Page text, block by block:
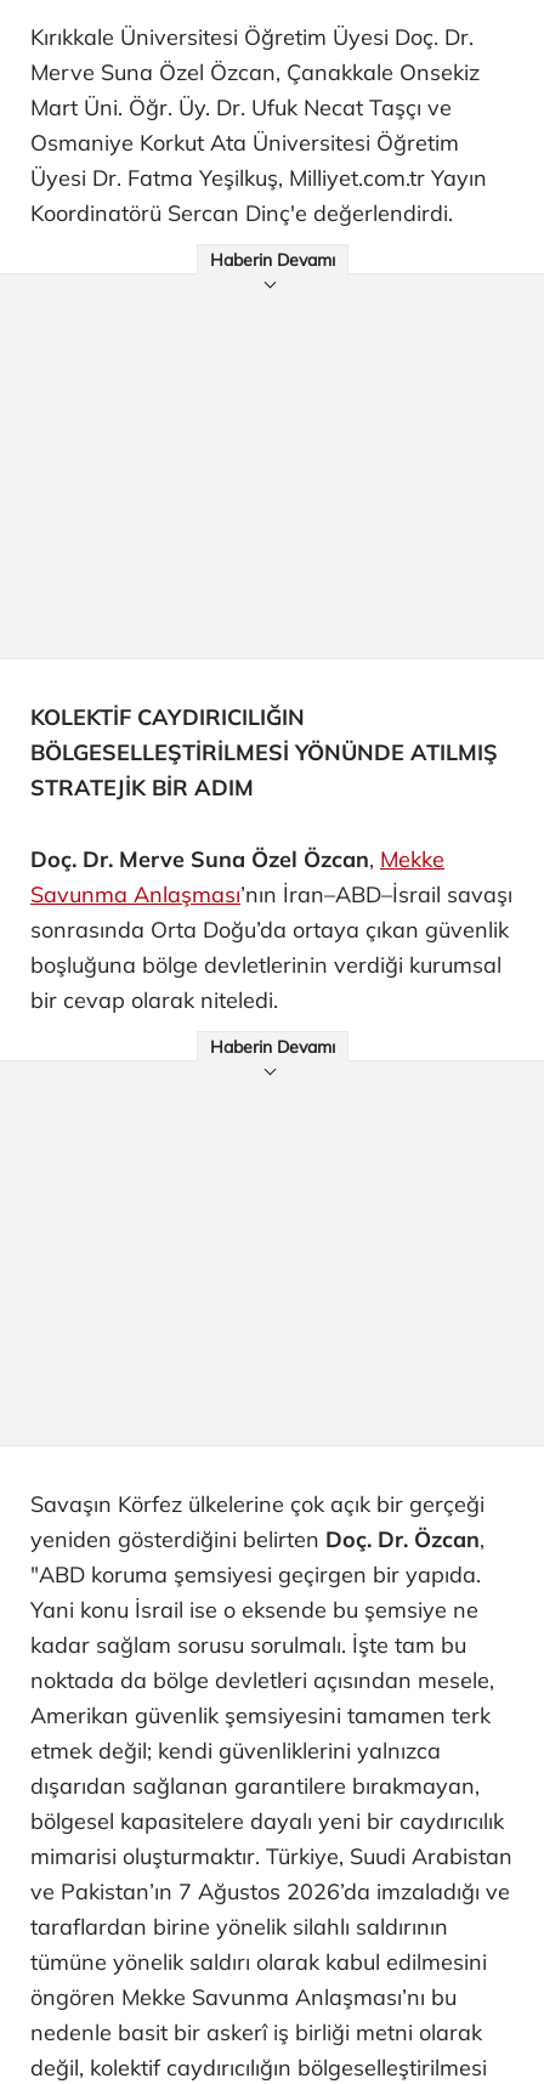
Kırıkkale Üniversitesi Öğretim Üyesi Doç. Dr.
Merve Suna Özel Özcan, Çanakkale Onsekiz
Mart Üni. Öğr. Üy. Dr. Ufuk Necat Taşçı ve
Osmaniye Korkut Ata Üniversitesi Öğretim
Üyesi Dr. Fatma Yeşilkuş, Milliyet.com.tr Yayın
Koordinatörü Sercan Dinç'e değerlendirdi.
Haberin Devamı
KOLEKTİF CAYDIRICILIĞIN
BÖLGESELLEŞTİRİLMESİ YÖNÜNDE ATILMIŞ
STRATEJİK BİR ADIM
Doç. Dr. Merve Suna Özel Özcan, Mekke
Savunma Anlaşması’nın İran–ABD–İsrail savaşı
sonrasında Orta Doğu’da ortaya çıkan güvenlik
boşluğuna bölge devletlerinin verdiği kurumsal
bir cevap olarak niteledi.
Haberin Devamı
Savaşın Körfez ülkelerine çok açık bir gerçeği
yeniden gösterdiğini belirten Doç. Dr. Özcan,
"ABD koruma şemsiyesi geçirgen bir yapıda.
Yani konu İsrail ise o eksende bu şemsiye ne
kadar sağlam sorusu sorulmalı. İşte tam bu
noktada da bölge devletleri açısından mesele,
Amerikan güvenlik şemsiyesini tamamen terk
etmek değil; kendi güvenliklerini yalnızca
dışarıdan sağlanan garantilere bırakmayan,
bölgesel kapasitelere dayalı yeni bir caydırıcılık
mimarisi oluşturmaktır. Türkiye, Suudi Arabistan
ve Pakistan’ın 7 Ağustos 2026’da imzaladığı ve
taraflardan birine yönelik silahlı saldırının
tümüne yönelik saldırı olarak kabul edilmesini
öngören Mekke Savunma Anlaşması’nı bu
nedenle basit bir askerî iş birliği metni olarak
değil, kolektif caydırıcılığın bölgeselleştirilmesi